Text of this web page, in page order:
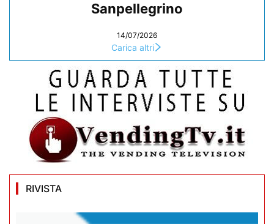
Sanpellegrino
14/07/2026
Carica altri
RIVISTA